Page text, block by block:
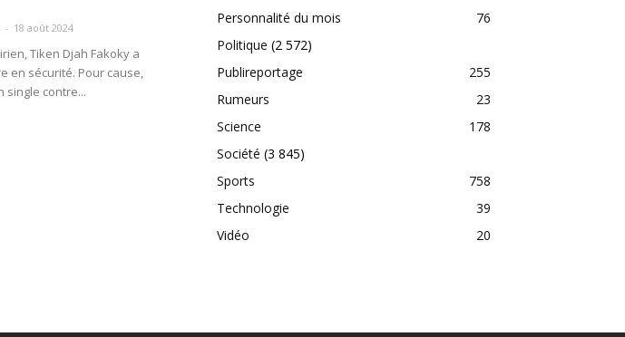
- 18 août 2024
Tiken Djah Fakoky a
en sécurité. Pour cause,
single contre...
Personnalité du mois
76
Politique (2 572)
Publireportage
255
Rumeurs
23
Science
178
Société (3 845)
Sports
758
Technologie
39
Vidéo
20